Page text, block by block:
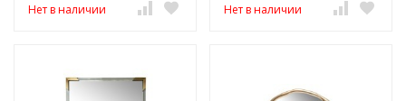
Нет в наличии Нет в наличии